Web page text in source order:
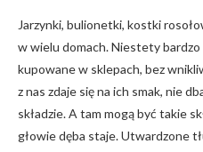
Jarzynki, bulionetki, kostki
w wielu domach. Niestety
kupowane w sklepach, bez
z nas zdaje się na ich smak, nie
składzie. A tam mogą być takie
głowie dęba staje. Utwardzone